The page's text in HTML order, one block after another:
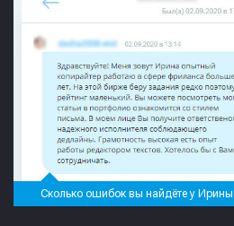
Сколько ошибок вы найдёте у